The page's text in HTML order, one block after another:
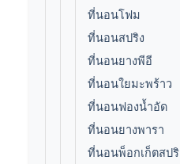
ที่นอนโฟม
ที่นอนสปริง
ที่นอนยางพีอี
ที่นอนใยมะพร้าว
ที่นอนฟองน้ำอัด
ที่นอนยางพารา
ที่นอนพ็อกเก็ตสปริ